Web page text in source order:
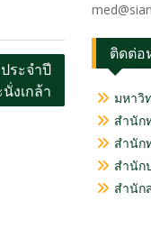
ระจำปี
งเกล้า
ติดต่อ
มหาวิ
สำนัก
สำนัก
สำนัก
สำนัก